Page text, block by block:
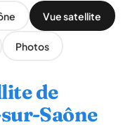
Vue satellite
Photos
de
Saône